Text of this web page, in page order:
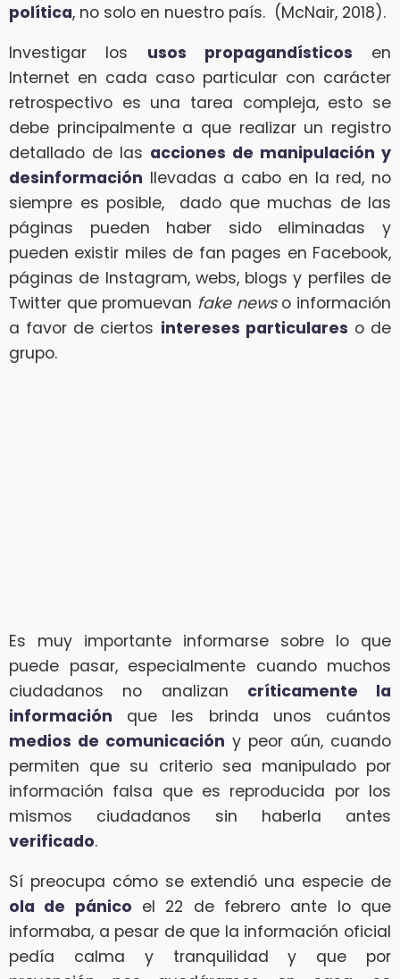
política, no solo en nuestro país. (McNair, 2018).
Investigar los usos propagandísticos en
Internet en cada caso particular con carácter
retrospectivo es una tarea compleja, esto se
debe principalmente a que realizar un registro
detallado de las acciones de manipulación y
desinformación llevadas a cabo en la red, no
siempre es posible, dado que muchas de las
páginas pueden haber sido eliminadas y
pueden existir miles de fan pages en Facebook,
páginas de Instagram, webs, blogs y perfiles de
Twitter que promuevan fake newso información
a favor de ciertos intereses particulares o de
grupo.
Es muy importante informarse sobre lo que
puede pasar, especialmente cuando muchos
ciudadanos no analizan críticamente la
información que les brinda unos cuántos
medios de comunicación y peor aún, cuando
permiten que su criterio sea manipulado por
información falsa que es reproducida por los
mismos ciudadanos sin haberla antes
verificado.
Sí preocupa cómo se extendió una especie de
ola de pánico el 22 de febrero ante lo que
informaba, a pesar de que la información oficial
pedía calma y tranquilidad y que por